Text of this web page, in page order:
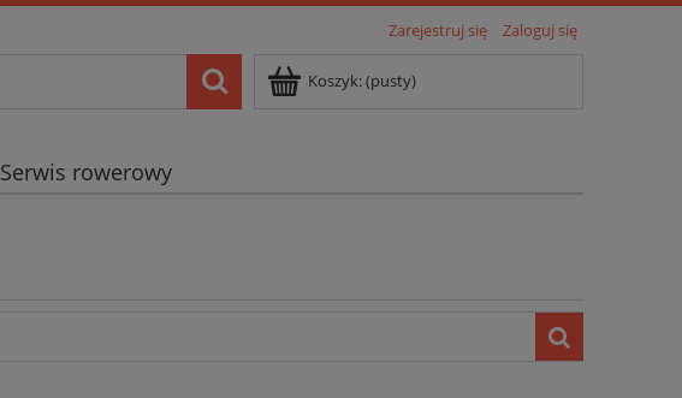
Zarejestruj się Zaloguj się
Koszyk:(pusty)
Serwis rowerowy